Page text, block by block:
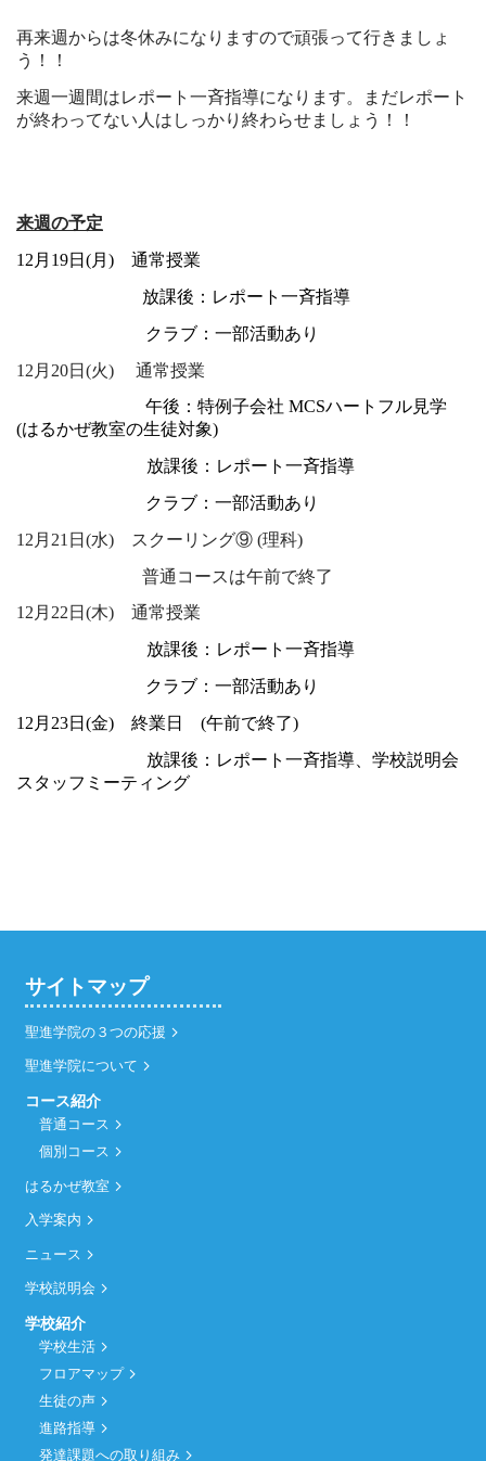
再来週からは冬休みになりますので頑張って行きましょ
う！！
来週一週間はレポート一斉指導になります。まだレポート
が終わってない人はしっかり終わらせましょう！！
来週の予定
12月19日(月) 通常授業
放課後：レポート一斉指導
クラブ：一部活動あり
12月20日(火) 通常授業
午後：特例子会社 MCSハートフル見学
(はるかぜ教室の生徒対象)
放課後：レポート一斉指導
クラブ：一部活動あり
12月21日(水) スクーリング⑨ (理科)
普通コースは午前で終了
12月22日(木) 通常授業
放課後：レポート一斉指導
クラブ：一部活動あり
12月23日(金) 終業日 (午前で終了)
放課後：レポート一斉指導、 学校説明会
スタッフミーティング
サイトマップ
聖進学院の３つの応援
聖進学院について
コース紹介
普通コース
個別コース
はるかぜ教室
入学案内
ニュース
学校説明会
学校紹介
学校生活
フロアマップ
生徒の声
進路指導
発達課題への取り組み